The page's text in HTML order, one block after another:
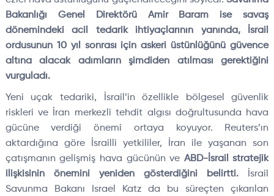
Bakanlığı Genel Direktörü Amir Baram ise savaş
dönemindeki acil tedarik ihtiyaçlarının yanında, İsrail
ordusunun 10 yıl sonrası için askeri üstünlüğünü güvence
altına alacak adımların şimdiden atılması gerektiğini
vurguladı.
Yeni uçak tedariki, İsrail’in özellikle bölgesel güvenlik
riskleri ve İran merkezli tehdit algısı doğrultusunda hava
gücüne verdiği önemi ortaya koyuyor. Reuters’ın
aktardığına göre İsrailli yetkililer, İran ile yaşanan son
çatışmanın gelişmiş hava gücünün ve ABD-İsrail stratejik
ilişkisinin önemini yeniden gösterdiğini belirtti. İsrail
Savunma Bakanı Israel Katz da bu süreçten çıkarılan